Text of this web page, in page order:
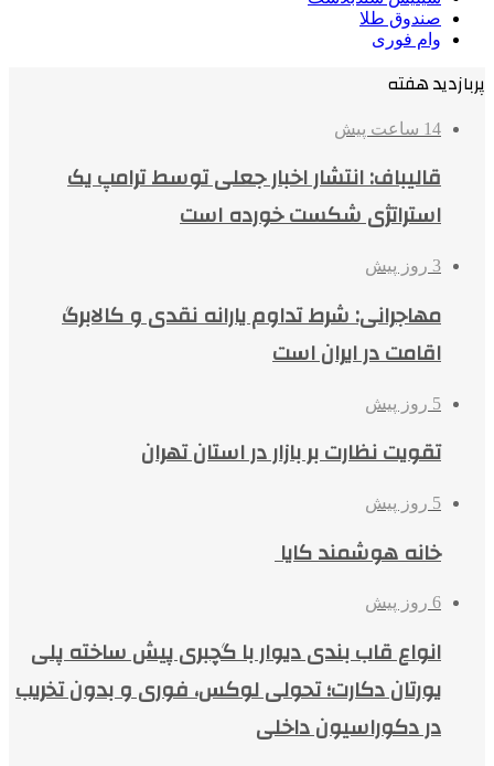
صندوق طلا
وام فوری
پربازدید هفته
14 ساعت پیش
قالیباف: انتشار اخبار جعلی توسط ترامپ یک
استراتژی شکست خورده است
3 روز پیش
مهاجرانی: شرط تداوم یارانه نقدی و کالابرگ
اقامت در ایران است
5 روز پیش
تقویت نظارت بر بازار در استان تهران
5 روز پیش
خانه هوشمند کایا
6 روز پیش
انواع قاب بندی دیوار با گچبری پیش ساخته پلی
یورتان دکارت؛ تحولی لوکس، فوری و بدون تخریب
در دکوراسیون داخلی